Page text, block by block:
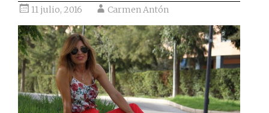
11 julio, 2016 Carmen Antón